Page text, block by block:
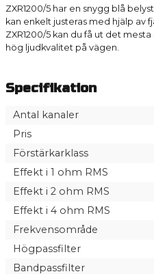
ZXR1200/5 har en snygg blå
kan enkelt justeras med hjälp av
ZXR1200/5 kan du få ut det
hög ljudkvalitet på vägen.
Specifikation
Antal kanaler
Pris
Förstärkarklass
Effekt i 1 ohm RMS
Effekt i 2 ohm RMS
Effekt i 4 ohm RMS
Frekvensområde
Högpassfilter
Bandpassfilter